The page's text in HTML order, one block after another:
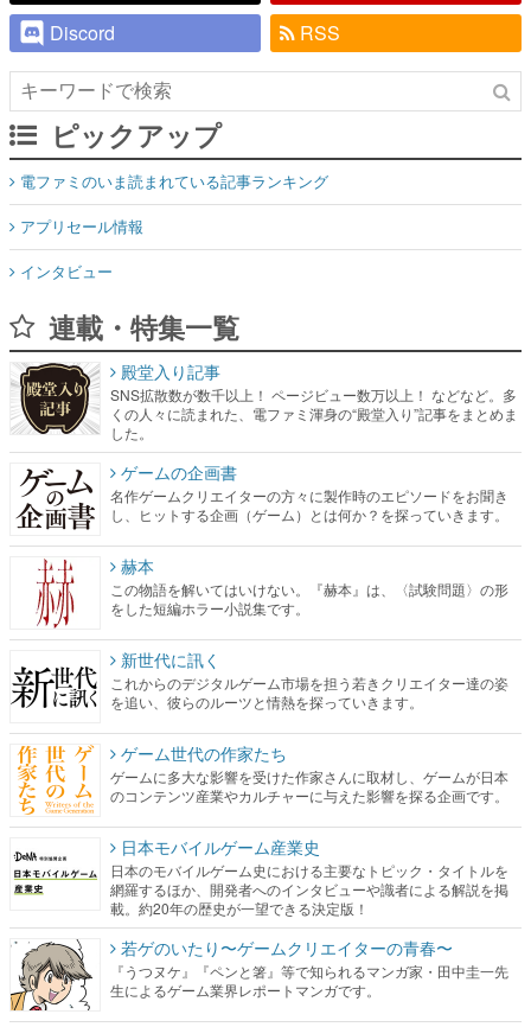
Discord
RSS
ピックアップ
電ファミのいま読まれている記事ランキング
アプリセール情報
インタビュー
連載・特集一覧
殿堂入り記事
SNS拡散数が数千以上！ ページビュー数万以上！ などなど。多
くの人々に読まれた、電ファミ渾身の“殿堂入り”記事をまとめま
した。
ゲームの企画書
名作ゲームクリエイターの方々に製作時のエピソードをお聞き
し、ヒットする企画（ゲーム）とは何か？を探っていきます。
赫本
この物語を解いてはいけない。『赫本』は、〈試験問題〉の形
をした短編ホラー小説集です。
新世代に訊く
これからのデジタルゲーム市場を担う若きクリエイター達の姿
を追い、彼らのルーツと情熱を探っていきます。
ゲーム世代の作家たち
ゲームに多大な影響を受けた作家さんに取材し、ゲームが日本
のコンテンツ産業やカルチャーに与えた影響を探る企画です。
日本モバイルゲーム産業史
日本のモバイルゲーム史における主要なトピック・タイトルを
網羅するほか、開発者へのインタビューや識者による解説を掲
載。約20年の歴史が一望できる決定版！
若ゲのいたり〜ゲームクリエイターの青春〜
『うつヌケ』『ペンと箸』等で知られるマンガ家・田中圭一先
生によるゲーム業界レポートマンガです。